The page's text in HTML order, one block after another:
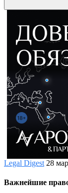
Legal Digest 28
Важнейшие